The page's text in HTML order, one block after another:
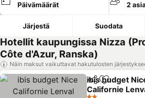
Päivämäärät 2
Järjestä Suodata
Hotellit kaupungissa Nizza
Côte d'Azur, Ranska)
Näin maksut vaikuttavat hakutulosten
Jaa Lisää
ibis budget
Californie